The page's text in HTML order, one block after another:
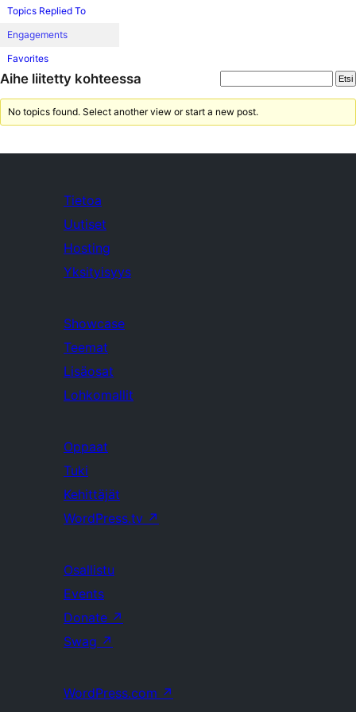
Topics Replied To
Engagements
Favorites
Aihe liitetty kohteessa
No topics found. Select another view or start a new post.
Tietoa
Uutiset
Hosting
Yksityisyys
Showcase
Teemat
Lisäosat
Lohkomallit
Oppaat
Tuki
Kehittäjät
WordPress.tv ↗
Osallistu
Events
Donate ↗
Swag ↗
WordPress.com ↗